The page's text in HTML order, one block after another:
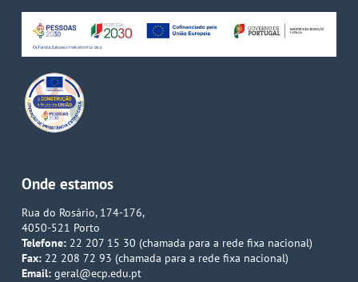
Onde estamos
Rua do Rosário, 174-176,
4050-521 Porto
Telefone:22 207 15 30 (chamada para a rede fixa nacional)
Fax:22 208 72 93 (chamada para a rede fixa nacional)
Email: geral@ecp.edu.pt